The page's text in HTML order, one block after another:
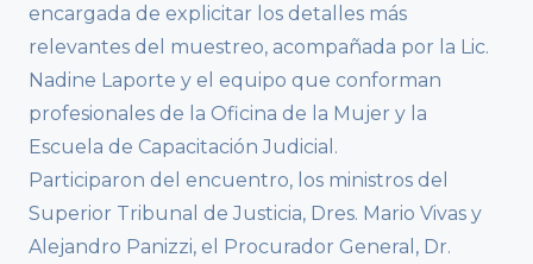
encargada de explicitar los detalles más
relevantes del muestreo, acompañada por la Lic.
Nadine Laporte y el equipo que conforman
profesionales de la Oficina de la Mujer y la
Escuela de Capacitación Judicial.
Participaron del encuentro, los ministros del
Superior Tribunal de Justicia, Dres. Mario Vivas y
Alejandro Panizzi, el Procurador General, Dr.